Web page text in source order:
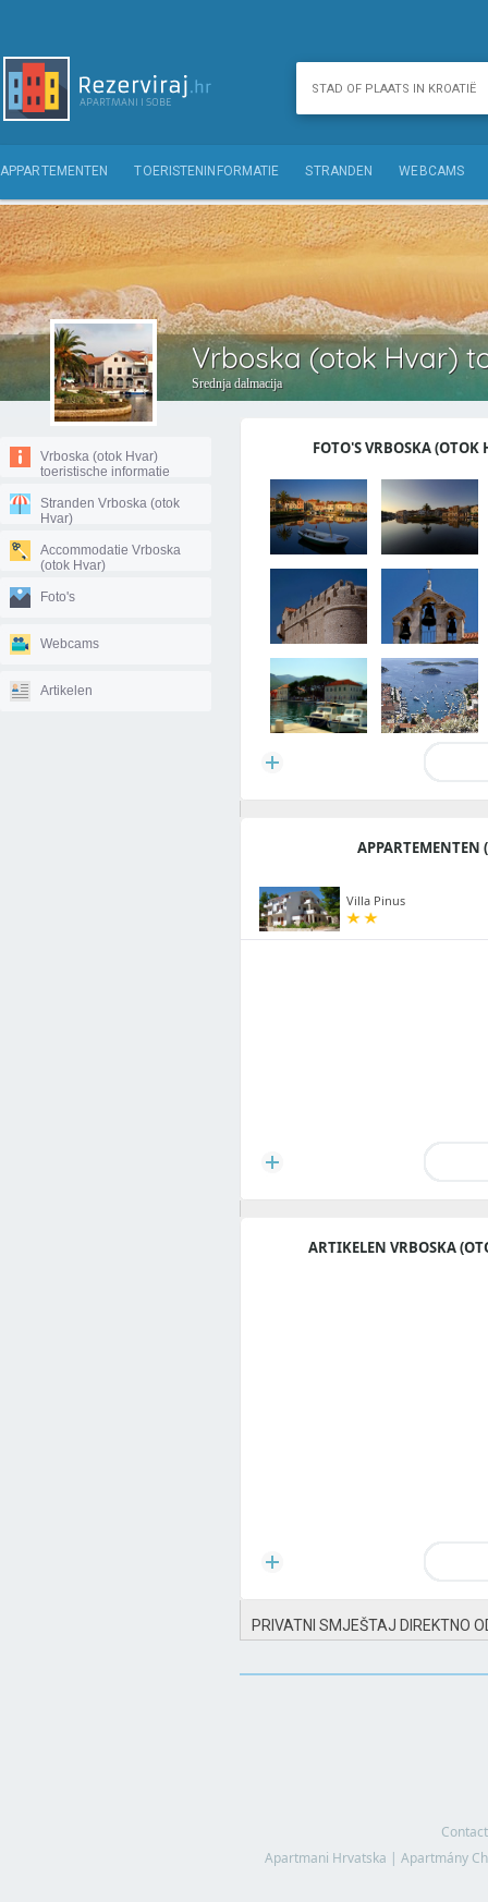
APPARTEMENTEN TOERISTENINFORMATIE STRANDEN WEBCAMS
Vrboska (otok Hvar)
Srednja dalmacija
Vrboska (otok Hvar)
toeristische informatie
Stranden Vrboska (otok
Hvar)
Accommodatie Vrboska
(otok Hvar)
Foto's
Webcams
Artikelen
FOTO'S VRBOSKA (OTOK
APPARTEMENTEN
Villa Pinus
ARTIKELEN VRBOSKA
PRIVATNI SMJEŠTAJ DIREKTNO
Contact
Apartmani Hrvatska | Apartmány